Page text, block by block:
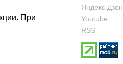
При
Яндекс Дзен
Youtube
RSS